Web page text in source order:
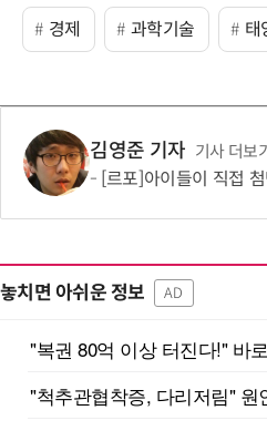
경제 과학기술 태
김영준 기자 기사 더보기
[르포]아이들이 직접 첨단 전자현미경 다루며 과
놓치면 아쉬운 정보 AD